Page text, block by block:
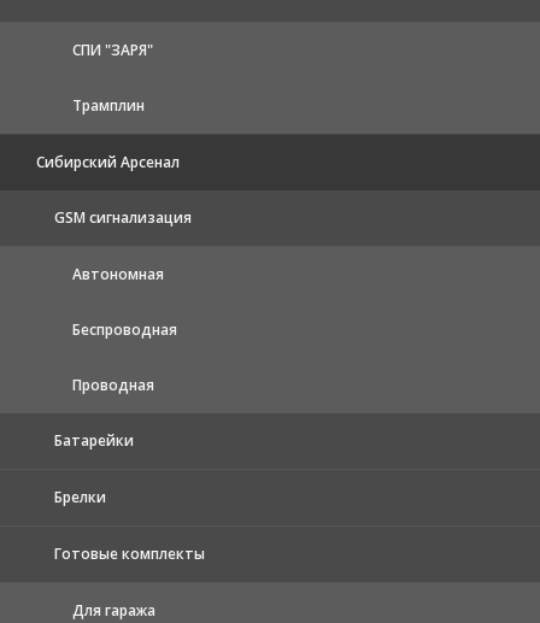
СПИ "ЗАРЯ"
Трамплин
Сибирский Арсенал
GSM сигнализация
Автономная
Беспроводная
Проводная
Батарейки
Брелки
Готовые комплекты
Для гаража